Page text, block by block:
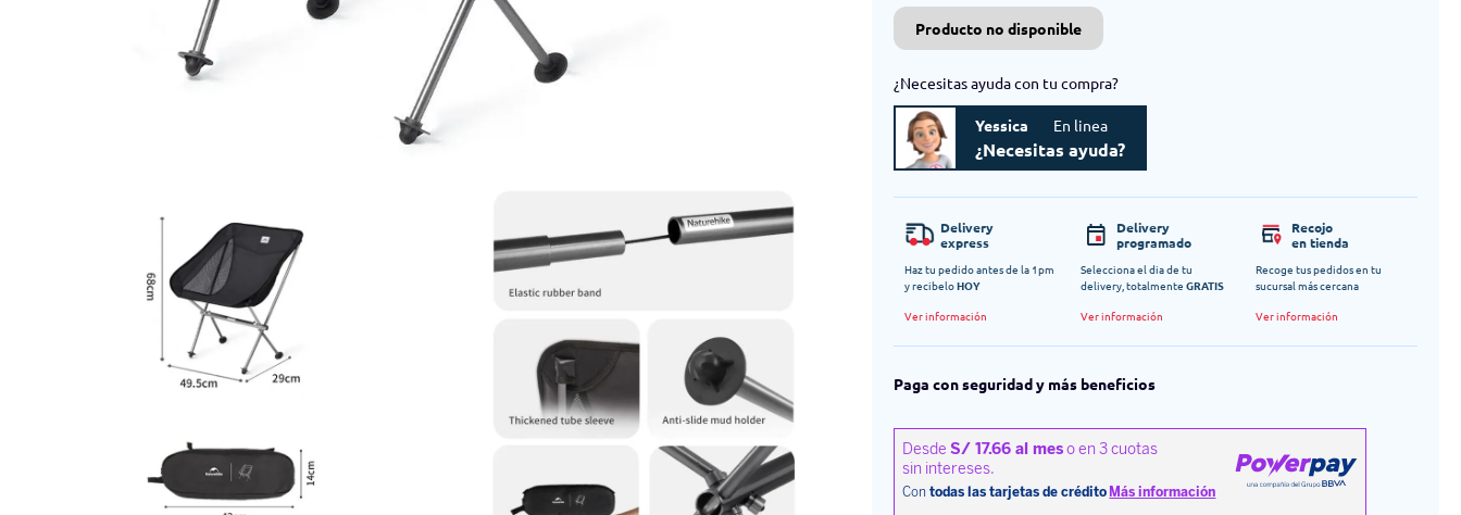
Producto no disponible
¿Necesitas ayuda con tu compra?
Yessica En linea
¿Necesitas ayuda?
Delivery
express
Haz tu pedido antes de la 1pm
y recibeloHOY
Ver información
Delivery
programado
Selecciona el dia de tu
delivery, totalmente GRATIS
Ver información
Recojo
en tienda
Recoge tus pedidos en tu
sucursal más cercana
Ver información
Paga con seguridad y más beneficios